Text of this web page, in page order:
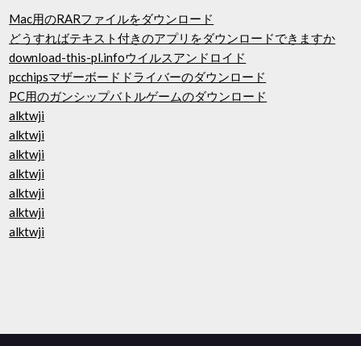
Mac用のRARファイルをダウンロード
どうすればテキスト付きのアプリをダウンロードできますか
download-this-pl.infoウイルスアンドロイド
pcchipsマザーボードドライバーのダウンロード
PC用のガンシップバトルゲームのダウンロード
alktwji
alktwji
alktwji
alktwji
alktwji
alktwji
alktwji